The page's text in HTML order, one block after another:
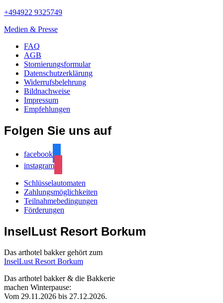
+494922 9325749
Medien & Presse
FAQ
AGB
Stornierungsformular
Datenschutzerklärung
Widerrufsbelehrung
Bildnachweise
Impressum
Empfehlungen
Folgen Sie uns auf
facebook
instagram
Schlüsselautomaten
Zahlungsmöglichkeiten
Teilnahmebedingungen
Förderungen
InselLust Resort Borkum
Das arthotel bakker gehört zum
InselLust Resort Borkum
Das arthotel bakker & die Bakkerie
machen Winterpause:
Vom 29.11.2026 bis 27.12.2026.